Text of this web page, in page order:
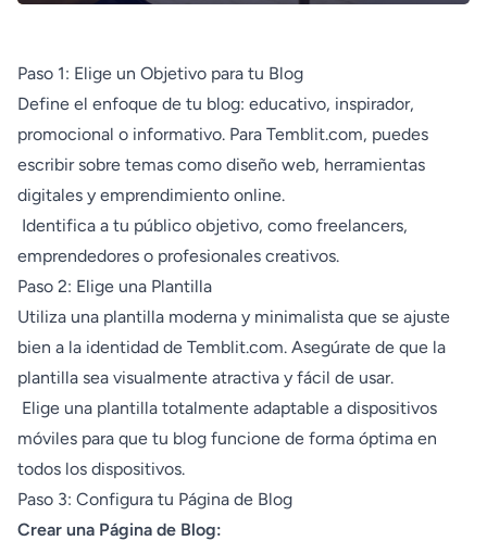
Paso 1: Elige un Objetivo para tu Blog
Define el enfoque de tu blog: educativo, inspirador,
promocional o informativo. Para Temblit.com, puedes
escribir sobre temas como diseño web, herramientas
digitales y emprendimiento online.
Identifica a tu público objetivo, como freelancers,
emprendedores o profesionales creativos.
Paso 2: Elige una Plantilla
Utiliza una plantilla moderna y minimalista que se ajuste
bien a la identidad de Temblit.com. Asegúrate de que la
plantilla sea visualmente atractiva y fácil de usar.
Elige una plantilla totalmente adaptable a dispositivos
móviles para que tu blog funcione de forma óptima en
todos los dispositivos.
Paso 3: Configura tu Página de Blog
Crear una Página de Blog: